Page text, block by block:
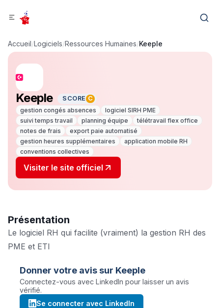
Accueil/Logiciels/Ressources Humaines/Keeple
Keeple SCORE C
gestion congés absences
logiciel SIRH PME
suivi temps travail
planning équipe
télétravail flex office
notes de frais
export paie automatisé
gestion heures supplémentaires
application mobile RH
conventions collectives
Visiter le site officiel
Présentation
Le logiciel RH qui facilite (vraiment) la gestion RH des
PME et ETI
Donner votre avis sur Keeple
Connectez-vous avec LinkedIn pour laisser un avis
vérifié.
Se connecter avec LinkedIn